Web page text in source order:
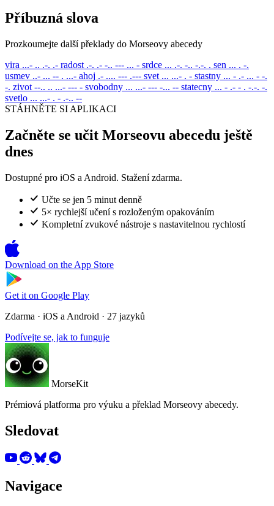
Příbuzná slova
Prozkoumejte další překlady do Morseovy abecedy
vira ...- .. .-. .- radost .-. .- -.. --- ... - srdce ... .-. -.. -.-. . sen ... . -.
usmev ..- ... -- . ...- ahoj .- .... --- .--- svet ... ...- . - stastny ... - .- ... - -.
-. zivot --.. .. ...- --- - svobodny ... ...- --- -... -- statecny ... - .- - . -.-. -.
svetlo ... ...- . - .-.. --
STÁHNĚTE SI APLIKACI
Začněte se učit Morseovu abecedu ještě
dnes
Dostupné pro iOS a Android. Stažení zdarma.
Učte se jen 5 minut denně
5× rychlejší učení s rozloženým opakováním
Kompletní zvukové nástroje s nastavitelnou rychlostí
Download on the App Store
Get it on Google Play
Zdarma · iOS a Android · 27 jazyků
Podívejte se, jak to funguje
MorseKit
Prémiová platforma pro výuku a překlad Morseovy abecedy.
Sledovat
Navigace